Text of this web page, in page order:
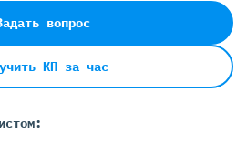
вопрос
КП за час